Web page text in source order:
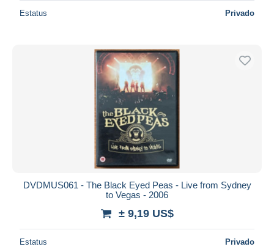
Estatus Privado
DVDMUS061 - The Black Eyed Peas - Live from Sydney
to Vegas - 2006
± 9,19 US$
Estatus Privado